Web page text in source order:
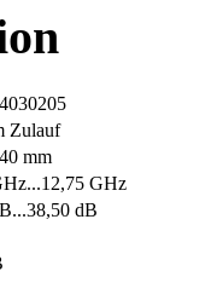
Zulauf
mm
GHz
dB